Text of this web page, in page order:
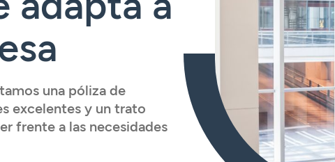
una póliza de
excelentes y un trato
frente a las necesidades